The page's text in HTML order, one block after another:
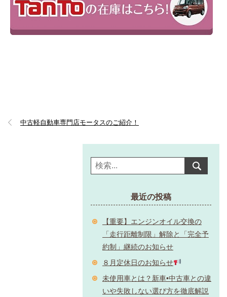
中古軽自動車専門店モータスのご紹介！
最近の投稿
【重要】エンジンオイル交換の
「走行距離制限」解除と「完全予
約制」継続のお知らせ
８月定休日のお知らせ
未使用車とは？新車•中古車との違
いや失敗しない選び方を徹底解説